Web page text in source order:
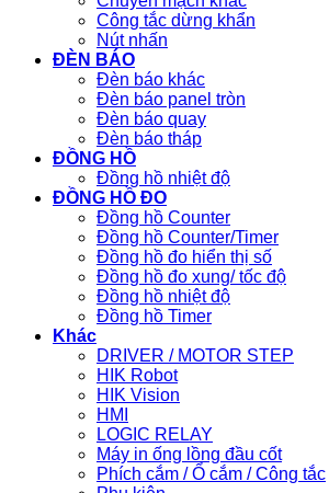
Công tắc dừng khẩn
Nút nhấn
ĐÈN BÁO
Đèn báo khác
Đèn báo panel tròn
Đèn báo quay
Đèn báo tháp
ĐỒNG HỒ
Đồng hồ nhiệt độ
ĐỒNG HỒ ĐO
Đồng hồ Counter
Đồng hồ Counter/Timer
Đồng hồ đo hiển thị số
Đồng hồ đo xung/ tốc độ
Đồng hồ nhiệt độ
Đồng hồ Timer
Khác
DRIVER / MOTOR STEP
HIK Robot
HIK Vision
HMI
LOGIC RELAY
Máy in ống lồng đầu cốt
Phích cắm / Ổ cắm / Công tắc